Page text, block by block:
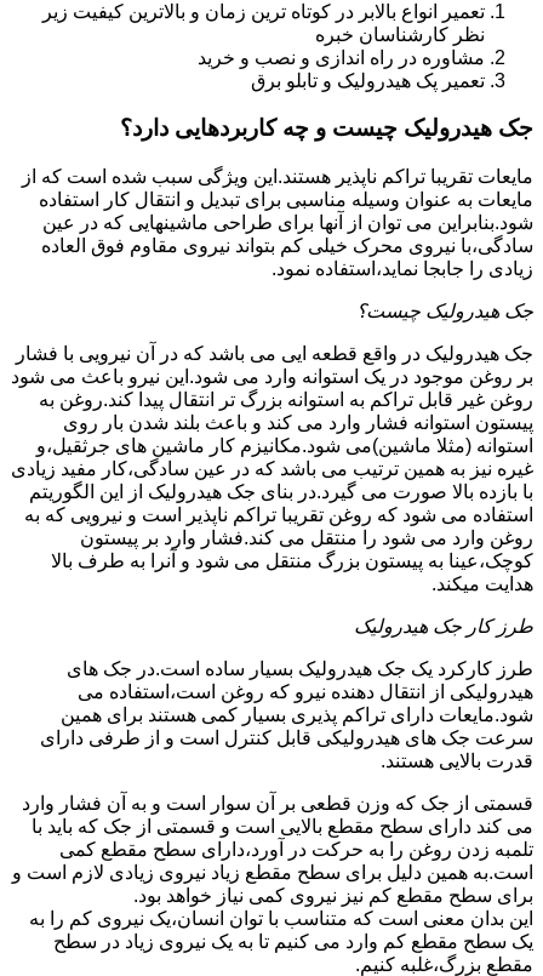
تعمیر انواع بالابر در کوتاه ترین زمان و بالاترین کیفیت زیر
نظر کارشناسان خبره
مشاوره در راه اندازی و نصب و خرید
تعمیر پک هیدرولیک و تابلو برق
جک هیدرولیک چیست و چه کاربردهایی دارد؟
مایعات تقریبا تراکم ناپذیر هستند.این ویژگی سبب شده است که از
مایعات به عنوان وسیله مناسبی برای تبدیل و انتقال کار استفاده
شود.بنابراین می توان از آنها برای طراحی ماشینهایی که در عین
سادگی،با نیروی محرک خیلی کم بتواند نیروی مقاوم فوق العاده
زیادی را جابجا نماید،استفاده نمود.
جک هیدرولیک چیست؟
جک هیدرولیک در واقع قطعه ایی می باشد که در آن نیرویی با فشار
بر روغن موجود در یک استوانه وارد می شود.این نیرو باعث می شود
روغن غیر قابل تراکم به استوانه بزرگ تر انتقال پیدا کند.روغن به
پیستون استوانه فشار وارد می کند و باعث بلند شدن بار روی
استوانه (مثلا ماشین)می شود.مکانیزم کار ماشین های جرثقیل،و
غیره نیز به همین ترتیب می باشد که در عین سادگی،کار مفید زیادی
با بازده بالا صورت می گیرد.در بنای جک هیدرولیک از این الگوریتم
استفاده می شود که روغن تقریبا تراکم ناپذیر است و نیرویی که به
روغن وارد می شود را منتقل می کند.فشار وارد بر پیستون
کوچک،عینا به پیستون بزرگ منتقل می شود و آنرا به طرف بالا
هدایت میکند.
طرز کار جک هیدرولیک
طرز کارکرد یک جک هیدرولیک بسیار ساده است.در جک های
هیدرولیکی از انتقال دهنده نیرو که روغن است،استفاده می
شود.مایعات دارای تراکم پذیری بسیار کمی هستند برای همین
سرعت جک های هیدرولیکی قابل کنترل است و از طرفی دارای
قدرت بالایی هستند.
قسمتی از جک که وزن قطعی بر آن سوار است و به آن فشار وارد
می کند دارای سطح مقطع بالایی است و قسمتی از جک که باید با
تلمبه زدن روغن را به حرکت در آورد،دارای سطح مقطع کمی
است.به همین دلیل برای سطح مقطع زیاد نیروی زیادی لازم است و
برای سطح مقطع کم نیز نیروی کمی نیاز خواهد بود.
این بدان معنی است که متناسب با توان انسان،یک نیروی کم را به
یک سطح مقطع کم وارد می کنیم تا به یک نیروی زیاد در سطح
مقطع بزرگ،غلبه کنیم.